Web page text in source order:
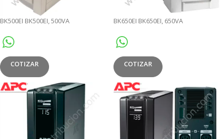
BK500EI BK500EI, 500VA
COTIZAR
BK650EI BK650EI, 650VA
COTIZAR